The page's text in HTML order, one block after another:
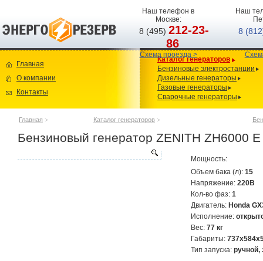
Наш телефон в
Москве:
8 (495)212-23-
86
Схема проезда >
Наш
8
Главная
О компании
Контакты
Каталог генераторов
Бензиновые электростанции
Дизельные генераторы
Газовые генераторы
Сварочные генераторы
Главная > Каталог генераторов >
Бензиновый генератор ZENITH ZH6000 E
Мощность:
Объем бака (л): 15
Напряжение: 220В
Кол-во фаз: 1
Двигатель: Honda
Исполнение:
Вес: 77 кг
Габариты:
Тип запуска: ручной,